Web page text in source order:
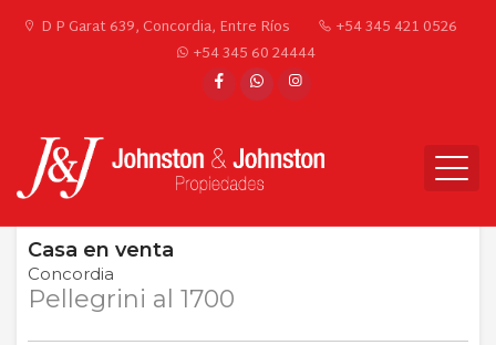
D P Garat 639, Concordia, Entre Ríos
+54 345 421 0526
+54 345 60 24444
Casa en venta
Concordia
Pellegrini al 1700